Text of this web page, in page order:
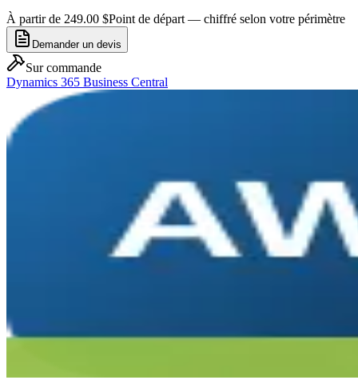
À partir de 249.00 $Point de départ — chiffré selon votre périmètre
Demander un devis
Sur commande
Dynamics 365 Business Central